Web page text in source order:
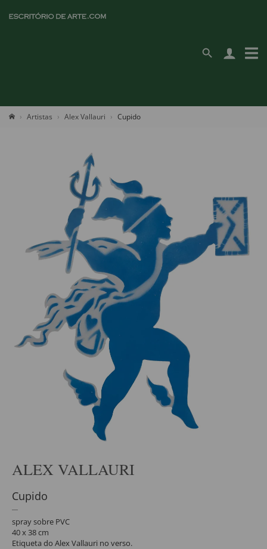
Artistas Alex Vallauri Cupido
ALEX VALLAURI
Cupido
spray sobre PVC
40 x 38 cm
Etiqueta do Alex Vallauri no verso.